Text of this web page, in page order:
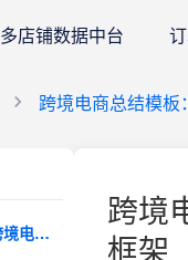
多店铺数据中台
跨境电商总结模
一、全面复盘跨境电商运营现状：数据、流程与团队协作的核心要点
跨境
框架